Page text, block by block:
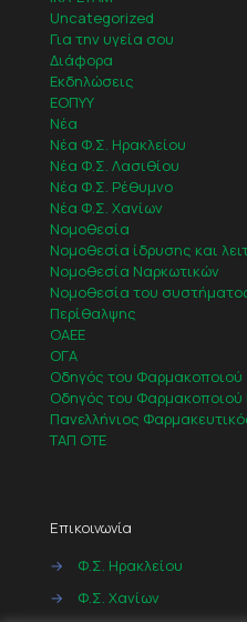
Uncategorized
Για την υγεία σου
Διάφορα
Εκδηλώσεις
ΕΟΠΥΥ
Νέα
Νέα Φ.Σ. Ηρακλείου
Νέα Φ.Σ. Λασιθίου
Νέα Φ.Σ. Ρέθυμνο
Νέα Φ.Σ. Χανίων
Νομοθεσία
Νομοθεσία ίδρυσης και
Νομοθεσία Ναρκωτικών
Νομοθεσία του
Περίθαλψης
ΟΑΕΕ
ΟΓΑ
Οδηγός του Φαρμακοποιού
Οδηγός του Φαρμακοποιού
Πανελλήνιος
ΤΑΠ ΟΤΕ
Επικοινωνία
→
Φ.Σ. Ηρακλείου
→
Φ.Σ. Χανίων